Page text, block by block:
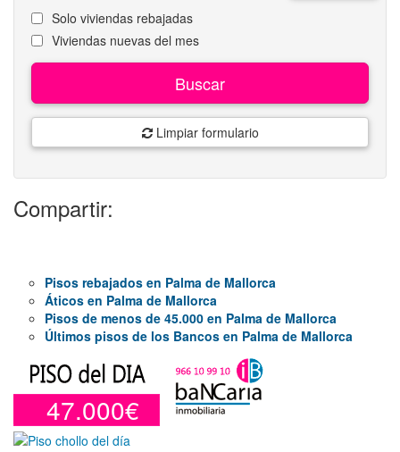
Solo viviendas rebajadas
Viviendas nuevas del mes
Buscar
Limpiar formulario
Compartir:
Pisos rebajados en Palma de Mallorca
Áticos en Palma de Mallorca
Pisos de menos de 45.000 en Palma de Mallorca
Últimos pisos de los Bancos en Palma de Mallorca
47.000€